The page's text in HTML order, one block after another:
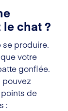
chat ?
se produire.
votre
gonflée.
pouvez
de
: